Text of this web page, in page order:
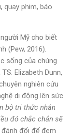
quay phim, báo
Mỹ cho biết
(Pew, 2016).
sống của chúng
Elizabeth Dunn,
nghiên cứu
di động lên sức
bộ tri thức nhân
đó chắc chắn sẽ
đánh đổi để đem